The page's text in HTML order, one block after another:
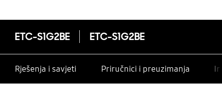
ETC-S1G2BE ETC-S1G2BE
Rješenja i savjeti Priručnici i preuzimanja